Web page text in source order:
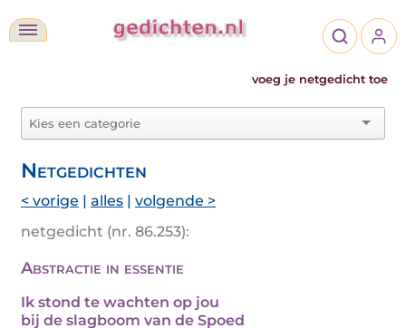
voeg je netgedicht toe
Netgedichten
< vorige | alles | volgende >
netgedicht (nr. 86.253):
Abstractie in essentie
Ik stond te wachten op jou
bij de slagboom van de Spoed